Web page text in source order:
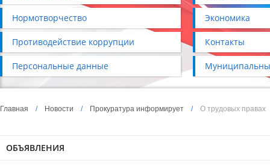
Нормотворчество Экономика
Противодействие коррупции Контакты
Персональные данные
Главная / Новости / Прокуратура информирует / О трудовых правах
ОБЪЯВЛЕНИЯ